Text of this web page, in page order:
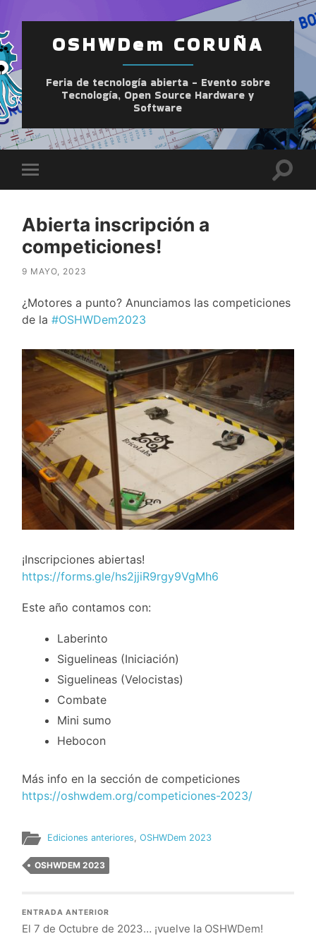
OSHWDem CORUÑA
Feria de tecnología abierta - Evento sobre
Tecnología, Open Source Hardware y
Software
el
móvil
Abierta inscripción a
competiciones!
9 MAYO, 2023
¿Motores a punto? Anunciamos las competiciones
de la#OSHWDem2023
¡Inscripciones abiertas!
https://forms.gle/hs2jjiR9rgy9VgMh6
Este año contamos con:
Laberinto
Siguelineas (Iniciación)
Siguelineas (Velocistas)
Combate
Mini sumo
Hebocon
Más info en la sección de competiciones
https://oshwdem.org/competiciones-2023/
Ediciones anteriores,OSHWDem 2023
OSHWDEM 2023
ENTRADA ANTERIOR
El 7 de Octubre de 2023… ¡vuelve la OSHWDem!